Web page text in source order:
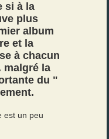
si à la
plus
album
et la
à chacun
malgré la
du "
est un peu